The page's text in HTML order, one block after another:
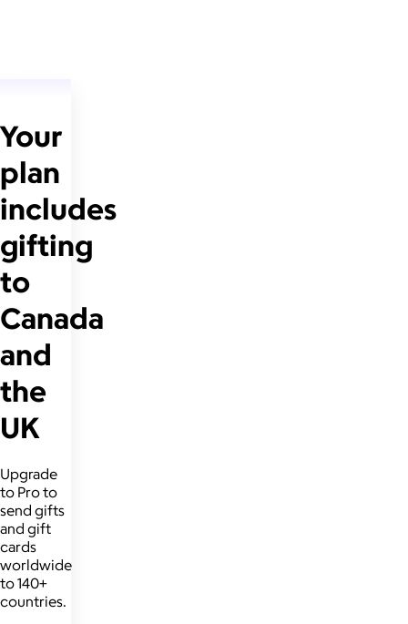
Your
plan
includes
gifting
to
Canada
and
the
UK
Upgrade
to Pro to
send gifts
and gift
cards
worldwide
to 140+
countries.